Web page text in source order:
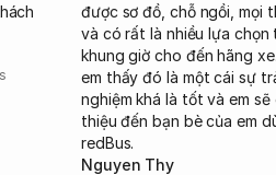
được sơ đồ, chỗ ngồi, mọi
và có rất là nhiều lựa chọn
khung giờ cho đến hãng
em thấy đó là một cái sự
nghiệm khá là tốt và em sẽ
thiệu đến bạn bè của em
redBus.
Nguyen Thy